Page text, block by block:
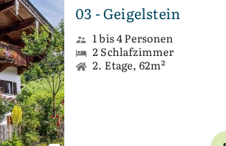
03 - Geigelstein
1 bis 4 Personen
2 Schlafzimmer
2. Etage, 62m²